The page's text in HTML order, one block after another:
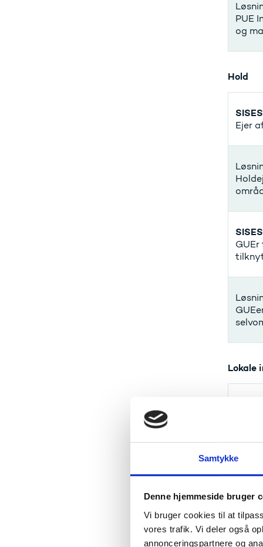
Samtykke
Denne hjemmeside bruger
Vi bruger cookies til at
vores trafik. Vi deler også
annonceringspartnere og
PUE
og
Hold
Ejer
Lokale